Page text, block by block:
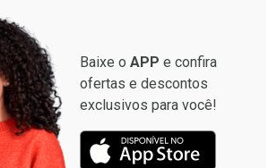
Baixe o APP e confira
ofertas e descontos
exclusivos para você!